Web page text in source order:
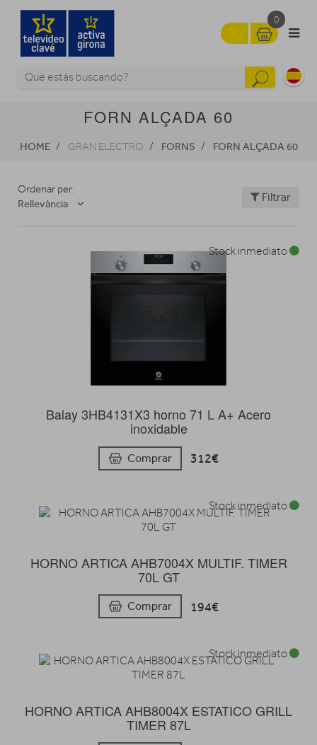
0
FORN ALÇADA 60
HOME GRAN ELECTRO FORNS FORN ALÇADA 60
Ordenar per:
Rellevància
Filtrar
Balay 3HB4131X3 horno 71 L A+ Acero
inoxidable
Comprar 312€
Stock inmediato
HORNO ARTICA AHB7004X MULTIF. TIMER
70L GT
Comprar 194€
Stock inmediato
HORNO ARTICA AHB8004X ESTATICO GRILL
TIMER 87L
Stock inmediato